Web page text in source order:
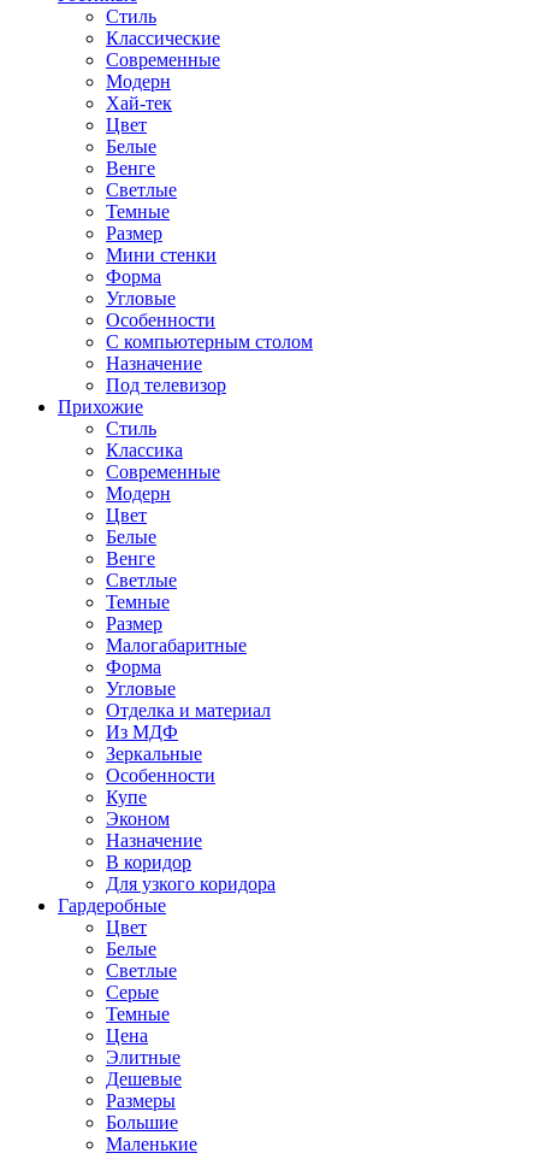
Стиль
Классические
Современные
Модерн
Хай-тек
Цвет
Белые
Венге
Светлые
Темные
Размер
Мини стенки
Форма
Угловые
Особенности
С компьютерным столом
Назначение
Под телевизор
Прихожие
Стиль
Классика
Современные
Модерн
Цвет
Белые
Венге
Светлые
Темные
Размер
Малогабаритные
Форма
Угловые
Отделка и материал
Из МДФ
Зеркальные
Особенности
Купе
Эконом
Назначение
В коридор
Для узкого коридора
Гардеробные
Цвет
Белые
Светлые
Серые
Темные
Цена
Элитные
Дешевые
Размеры
Большие
Маленькие